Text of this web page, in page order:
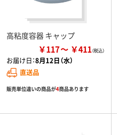
高粘度容器 キャップ
￥117 ￥411
お届け日：8月12日（水）
直送品
販売単位違いの商品が4商品あります